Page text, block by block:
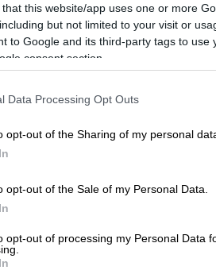
that this website/app uses one or more
but not limited to your visit or
to Google and its third-party tags to
consent section.
Data Processing Opt Outs
opt-out of the Sharing of my personal
opt-out of the Sale of my Personal Data.
opt-out of processing my Personal Data
το ΕΘΝΟΣ στη Google
γύρω από την
ότι ο στιγματισμός
υγεία,αλλά αντίθετα
σε εφησυχασμό
για τηδιασπορά
να προσβάλει
ομάδες